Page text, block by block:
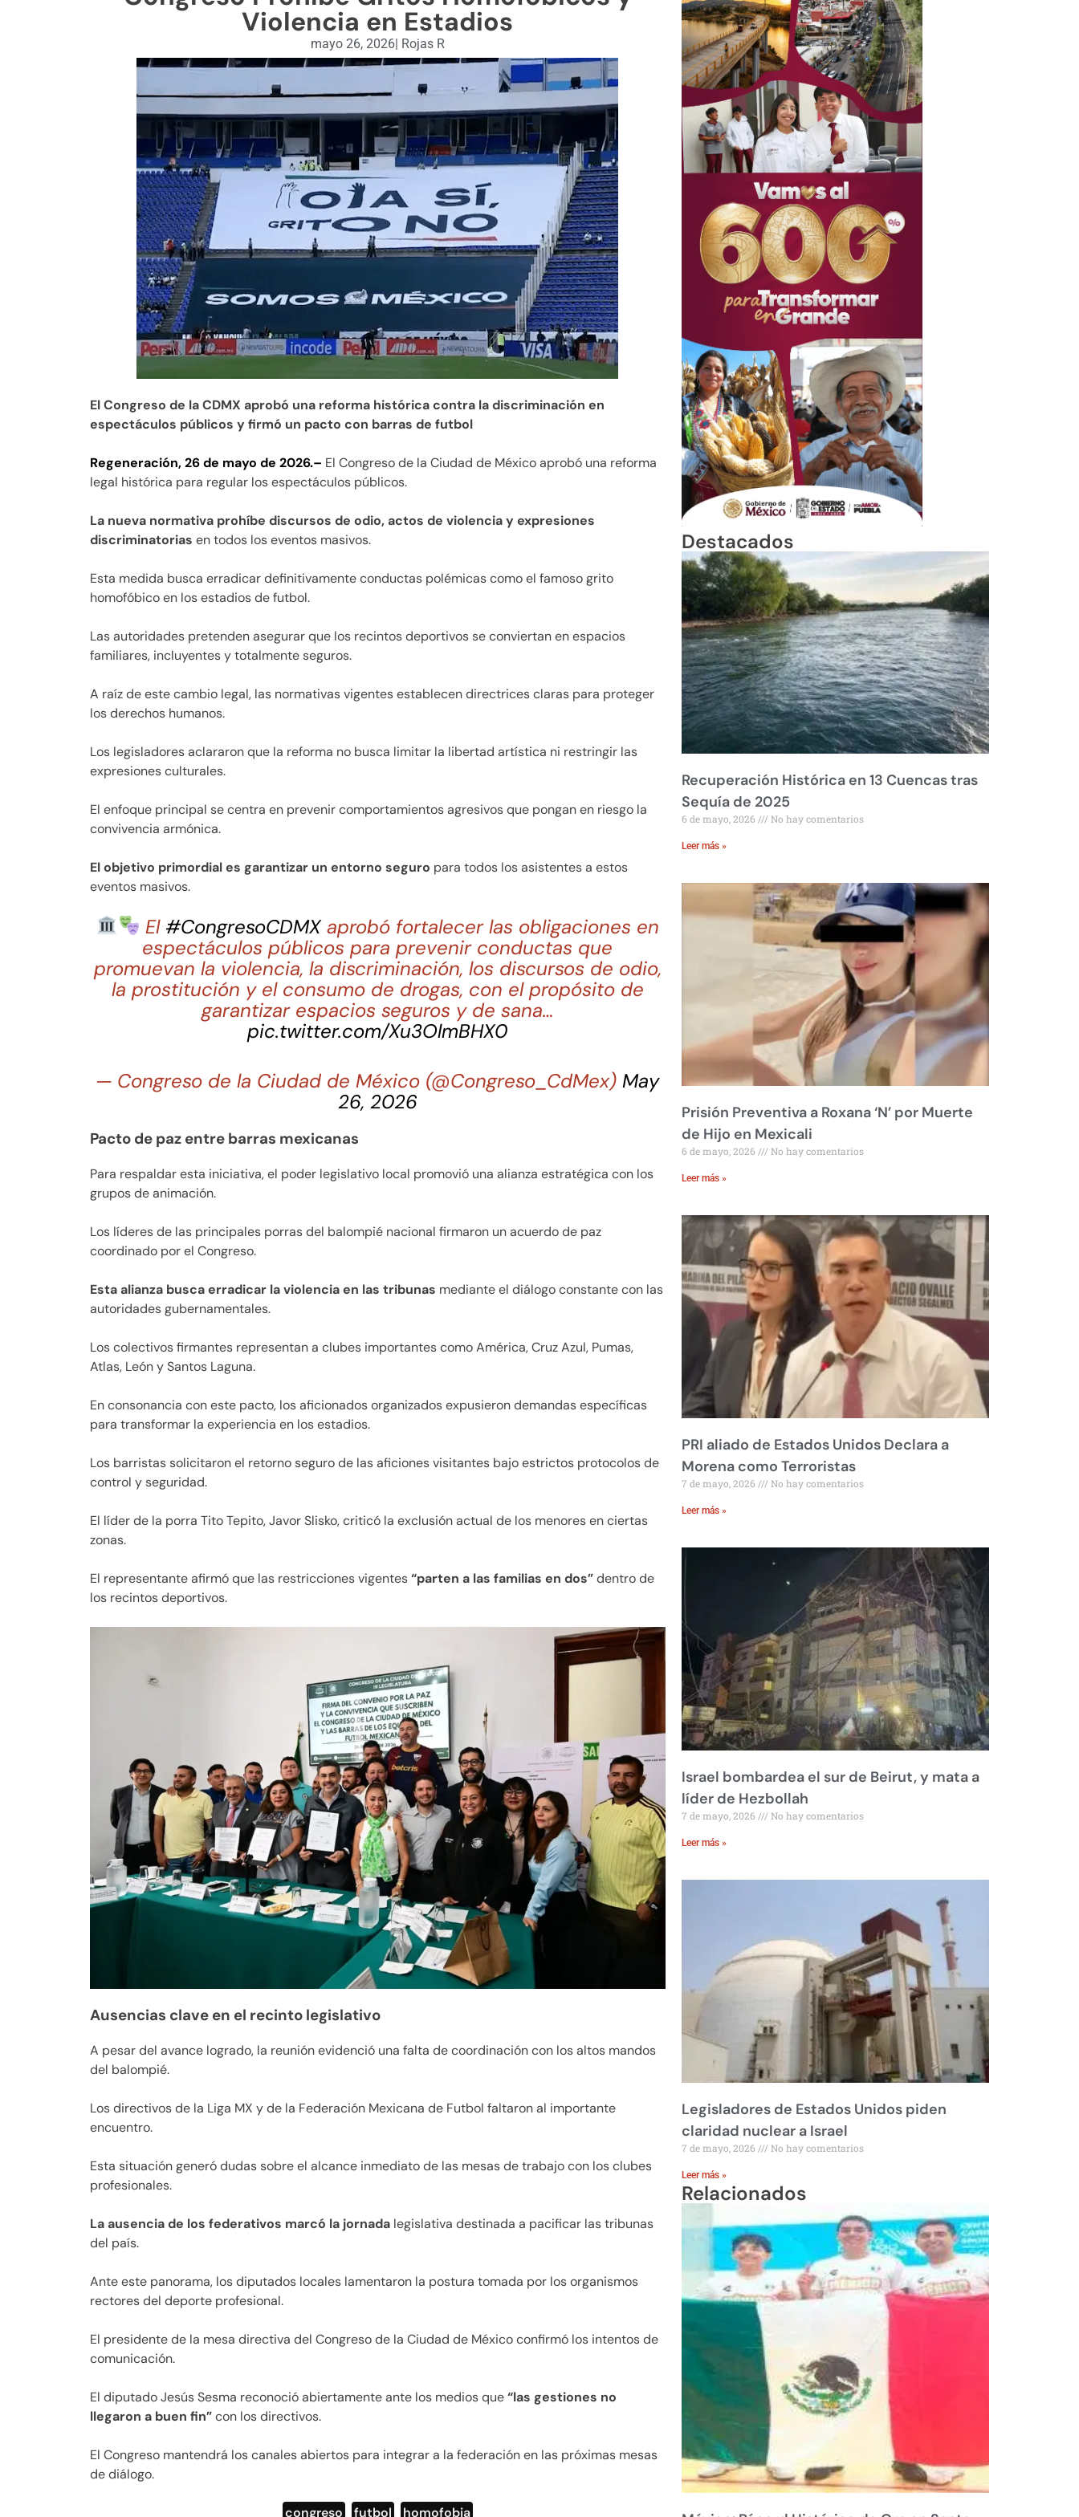
Violencia en Estadios
mayo 26, 2026| Rojas R
El Congreso de la CDMX aprobó una reforma histórica contra la discriminación en
espectáculos públicos y firmó un pacto con barras de futbol
Regeneración, 26 de mayo de 2026.– El Congreso de la Ciudad de México aprobó una reforma
legal histórica para regular los espectáculos públicos.
La nueva normativa prohíbe discursos de odio, actos de violencia y expresiones
discriminatorias en todos los eventos masivos.
Esta medida busca erradicar definitivamente conductas polémicas como el famoso grito
homofóbico en los estadios de futbol.
Las autoridades pretenden asegurar que los recintos deportivos se conviertan en espacios
familiares, incluyentes y totalmente seguros.
A raíz de este cambio legal, las normativas vigentes establecen directrices claras para proteger
los derechos humanos.
Los legisladores aclararon que la reforma no busca limitar la libertad artística ni restringir las
expresiones culturales.
El enfoque principal se centra en prevenir comportamientos agresivos que pongan en riesgo la
convivencia armónica.
El objetivo primordial es garantizar un entorno seguro para todos los asistentes a estos
eventos masivos.
El #CongresoCDMXaprobó fortalecer las obligaciones en
espectáculos públicos para prevenir conductas que
promuevan la violencia, la discriminación, los discursos de odio,
la prostitución y el consumo de drogas, con el propósito de
garantizar espacios seguros y de sana…
pic.twitter.com/Xu3OlmBHX0
— Congreso de la Ciudad de México (@Congreso_CdMex)May
26, 2026
Pacto de paz entre barras mexicanas
Para respaldar esta iniciativa, el poder legislativo local promovió una alianza estratégica con los
grupos de animación.
Los líderes de las principales porras del balompié nacional firmaron un acuerdo de paz
coordinado por el Congreso.
Esta alianza busca erradicar la violencia en las tribunas mediante el diálogo constante con las
autoridades gubernamentales.
Los colectivos firmantes representan a clubes importantes como América, Cruz Azul, Pumas,
Atlas, León y Santos Laguna.
En consonancia con este pacto, los aficionados organizados expusieron demandas específicas
para transformar la experiencia en los estadios.
Los barristas solicitaron el retorno seguro de las aficiones visitantes bajo estrictos protocolos de
control y seguridad.
El líder de la porra Tito Tepito, Javor Slisko, criticó la exclusión actual de los menores en ciertas
zonas.
El representante afirmó que las restricciones vigentes“parten a las familias en dos”dentro de
los recintos deportivos.
Ausencias clave en el recinto legislativo
A pesar del avance logrado, la reunión evidenció una falta de coordinación con los altos mandos
del balompié.
Los directivos de la Liga MX y de la Federación Mexicana de Futbol faltaron al importante
encuentro.
Esta situación generó dudas sobre el alcance inmediato de las mesas de trabajo con los clubes
profesionales.
La ausencia de los federativos marcó la jornada legislativa destinada a pacificar las tribunas
del país.
Ante este panorama, los diputados locales lamentaron la postura tomada por los organismos
rectores del deporte profesional.
El presidente de la mesa directiva del Congreso de la Ciudad de México confirmó los intentos de
comunicación.
El diputado Jesús Sesma reconoció abiertamente ante los medios que“las gestiones no
llegaron a buen fin”con los directivos.
El Congreso mantendrá los canales abiertos para integrar a la federación en las próximas mesas
de diálogo.
congreso futbol homofobia
Destacados
Recuperación Histórica en 13 Cuencas tras
Sequía de 2025
6 de mayo, 2026 No hay comentarios
Leer más »
Prisión Preventiva a Roxana ‘N’ por Muerte
de Hijo en Mexicali
6 de mayo, 2026 No hay comentarios
Leer más »
PRI aliado de Estados Unidos Declara a
Morena como Terroristas
7 de mayo, 2026 No hay comentarios
Leer más »
Israel bombardea el sur de Beirut, y mata a
líder de Hezbollah
7 de mayo, 2026 No hay comentarios
Leer más »
Legisladores de Estados Unidos piden
claridad nuclear a Israel
7 de mayo, 2026 No hay comentarios
Leer más »
Relacionados